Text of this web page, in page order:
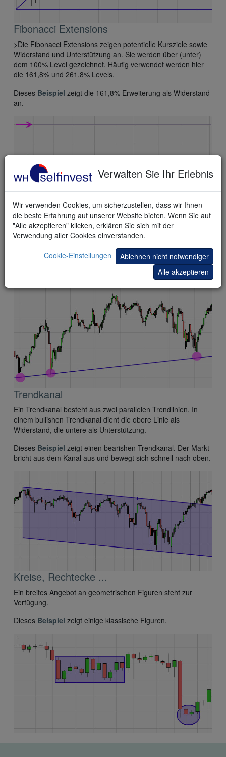
Fibonacci Extensions
>Die Fibonacci Extensions zeigen potentielle Kursziele sowie
Widerstand und Unterstützung an. Sie werden über (unter)
dem 100% Level gezeichnet. Häufig verwendet werden hier
die 161,8% und 261,8% Levels.
Dieses Beispiel zeigt die 161,8% Erweiterung als Widerstand
an.
Trendlinie
Eine Trendlinie kann sowohl bullish als auch bearish sein.
Eine Trendlinie entsteht, wenn ein dritter Punkt mit zwei
anderen als Linie verbunden werden kann.
zeigt eine Trendlinie als Unterstützung.
Trendkanal
Ein Trendkanal besteht aus zwei parallelen Trendlinien. In
einem bullishen Trendkanal dient die obere Linie als
Widerstand, die untere als Unterstützung.
Dieses Beispiel zeigt einen bearishen Trendkanal. Der Markt
bricht aus dem Kanal aus und bewegt sich schnell nach oben.
Kreise, Rechtecke ...
Ein breites Angebot an geometrischen Figuren steht zur
Verfügung.
Dieses Beispiel zeigt einige klassische Figuren.
Verwalten Sie Ihr Erlebnis
Wir verwenden Cookies, um sicherzustellen, dass wir Ihnen
die beste Erfahrung auf unserer Website bieten. Wenn Sie auf
"Alle akzeptieren" klicken, erklären Sie sich mit der
Verwendung aller Cookies einverstanden.
Cookie-Einstellungen
Ablehnen nicht notwendiger
Alle akzeptieren